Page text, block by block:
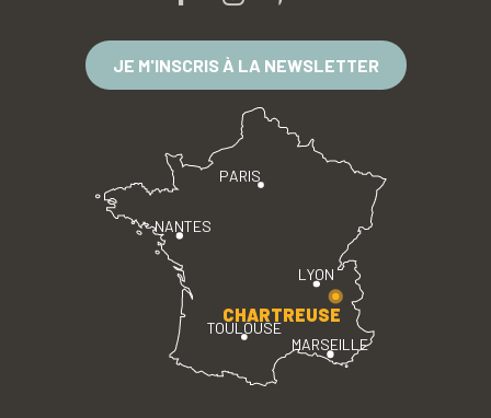
JE M'INSCRIS À LA NEWSLETTER
PARIS
LYON
TOULOUSE
MARSEILLE
NANTES
CHARTREUSE